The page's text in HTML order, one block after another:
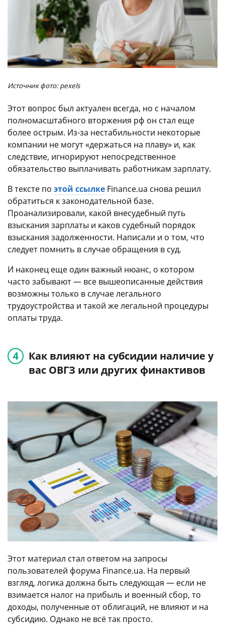
Источник фото: pexels
Этот вопрос был актуален всегда, но с началом
полномасштабного вторжения рф он стал еще
более острым. Из-за нестабильности некоторые
компании не могут «держаться на плаву» и, как
следствие, игнорируют непосредственное
обязательство выплачивать работникам зарплату.
В тексте по этой ссылке Finance.ua снова решил
обратиться к законодательной базе.
Проанализировали, какой внесудебный путь
взыскания зарплаты и каков судебный порядок
взыскания задолженности. Написали и о том, что
следует помнить в случае обращения в суд.
И наконец еще один важный нюанс, о котором
часто забывают — все вышеописанные действия
возможны только в случае легального
трудоустройства и такой же легальной процедуры
оплаты труда.
Как влияют на субсидии наличие у
вас ОВГЗ или других финактивов
Этот материал стал ответом на запросы
пользователей форума Finance.ua. На первый
взгляд, логика должна быть следующая — если не
взимается налог на прибыль и военный сбор, то
доходы, полученные от облигаций, не влияют и на
субсидию. Однако не всё так просто.